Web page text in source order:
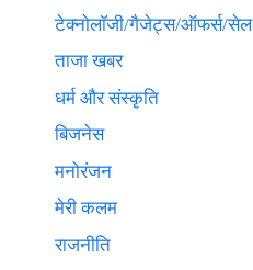
टेक्नाेलाॅजी/गैजेट्स/ऑफर्स/सेल
ताजा खबर
धर्म और संस्कृति
बिजनेस
मनोरंजन
मेरी कलम
राजनीति